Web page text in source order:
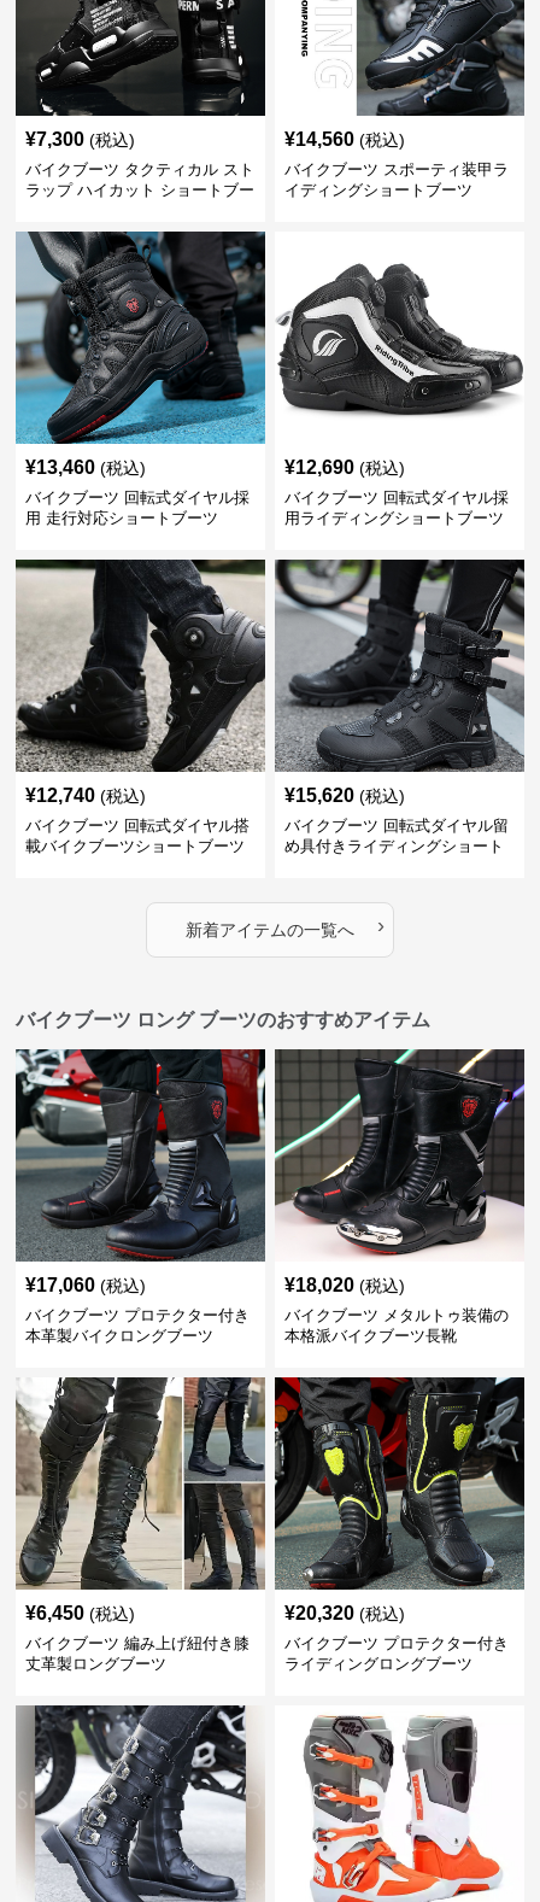
¥7,300 (税込)
バイクブーツ タクティカル スト
ラップ ハイカット ショートブー
¥14,560 (税込)
バイクブーツ スポーティ装甲ラ
イディングショートブーツ
¥13,460 (税込)
バイクブーツ 回転式ダイヤル採
用 走行対応ショートブーツ
¥12,690 (税込)
バイクブーツ 回転式ダイヤル採
用ライディングショートブーツ
¥12,740 (税込)
バイクブーツ 回転式ダイヤル搭
載バイクブーツショートブーツ
¥15,620 (税込)
バイクブーツ 回転式ダイヤル留
め具付きライディングショート
新着アイテムの一覧へ ›
バイクブーツ ロング ブーツのおすすめアイテム
¥17,060 (税込)
バイクブーツ プロテクター付き
本革製バイクロングブーツ
¥18,020 (税込)
バイクブーツ メタルトゥ装備の
本格派バイクブーツ長靴
¥6,450 (税込)
バイクブーツ 編み上げ紐付き膝
丈革製ロングブーツ
¥20,320 (税込)
バイクブーツ プロテクター付き
ライディングロングブーツ